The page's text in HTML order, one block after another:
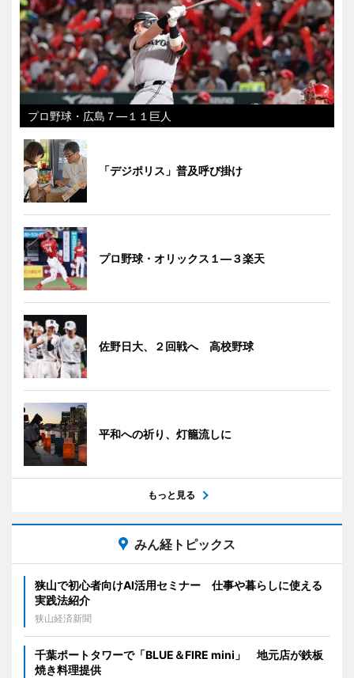
プロ野球・広島７―１１巨人
「デジポリス」普及呼び掛け
プロ野球・オリックス１―３楽天
佐野日大、２回戦へ 高校野球
平和への祈り、灯籠流しに
もっと見る
みん経トピックス
狭山で初心者向けAI活用セミナー 仕事や暮らしに使える
実践法紹介
狭山経済新聞
千葉ポートタワーで「BLUE＆FIRE mini」 地元店が鉄板
焼き料理提供